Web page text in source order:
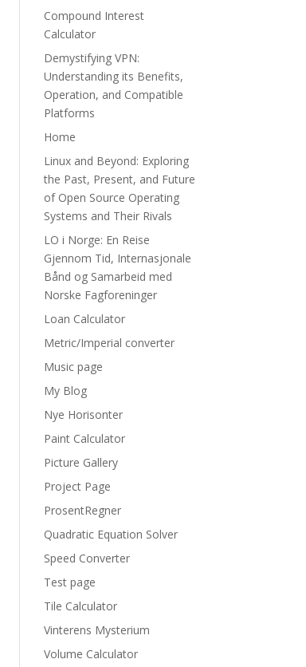
Compound Interest
Calculator
Demystifying VPN:
Understanding its Benefits,
Operation, and Compatible
Platforms
Home
Linux and Beyond: Exploring
the Past, Present, and Future
of Open Source Operating
Systems and Their Rivals
LO i Norge: En Reise
Gjennom Tid, Internasjonale
Bånd og Samarbeid med
Norske Fagforeninger
Loan Calculator
Metric/Imperial converter
Music page
My Blog
Nye Horisonter
Paint Calculator
Picture Gallery
Project Page
ProsentRegner
Quadratic Equation Solver
Speed Converter
Test page
Tile Calculator
Vinterens Mysterium
Volume Calculator